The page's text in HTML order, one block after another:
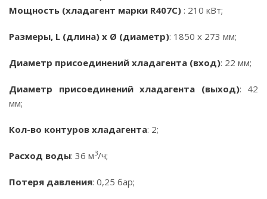
Мощность (хладагент марки R407C) : 210 кВт;
Размеры, L (длина) x Ø (диаметр): 1850 x 273 мм;
Диаметр присоединений хладагента (вход): 22 мм;
Диаметр присоединений хладагента (выход): 42
мм;
Кол-во контуров хладагента: 2;
Расход воды: 36 м3/ч;
Потеря давления: 0,25 бар;